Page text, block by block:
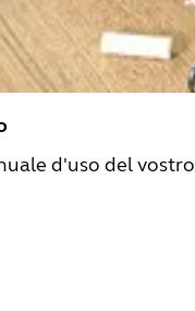
d'uso del vostro